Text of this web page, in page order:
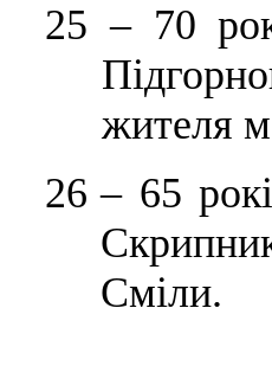
25–70
жителя
26 –65
Сміли.